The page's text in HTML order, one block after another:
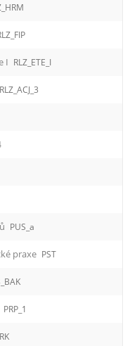
I RLZ_ETE_I
RLZ_ACJ_3
PUS_a
praxe PST
PRP_1